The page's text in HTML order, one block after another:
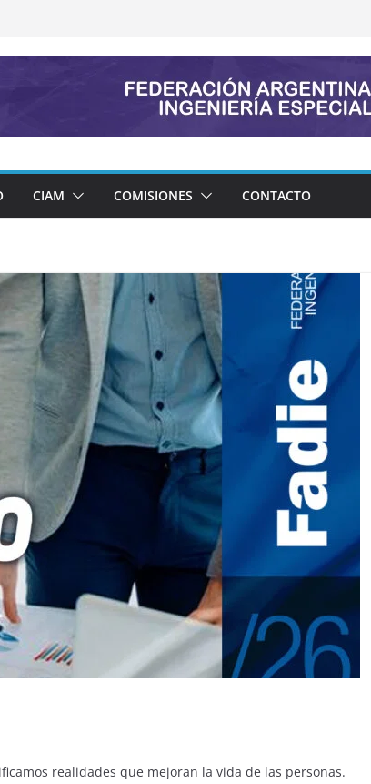
CIAM COMISIONES CONTACTO
realidades que mejoran la vida de las personas.